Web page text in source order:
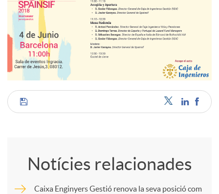
C
m
Notícies relacionades
Caixa Enginyers Gestió renova la seva posició com